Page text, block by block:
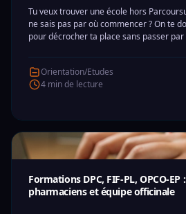
Tu veux trouver une école hors
ne sais pas par où commencer ? On te
pour décrocher ta place sans passer
Orientation/Etudes
4 min de lecture
Formations DPC, FIF-PL, OPCO-
pharmaciens et équipe officinale